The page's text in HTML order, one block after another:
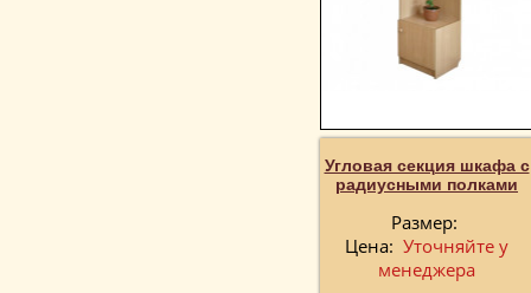
Угловая секция шкафа с
радиусными полками
Размер:
Цена: Уточняйте у
менеджера